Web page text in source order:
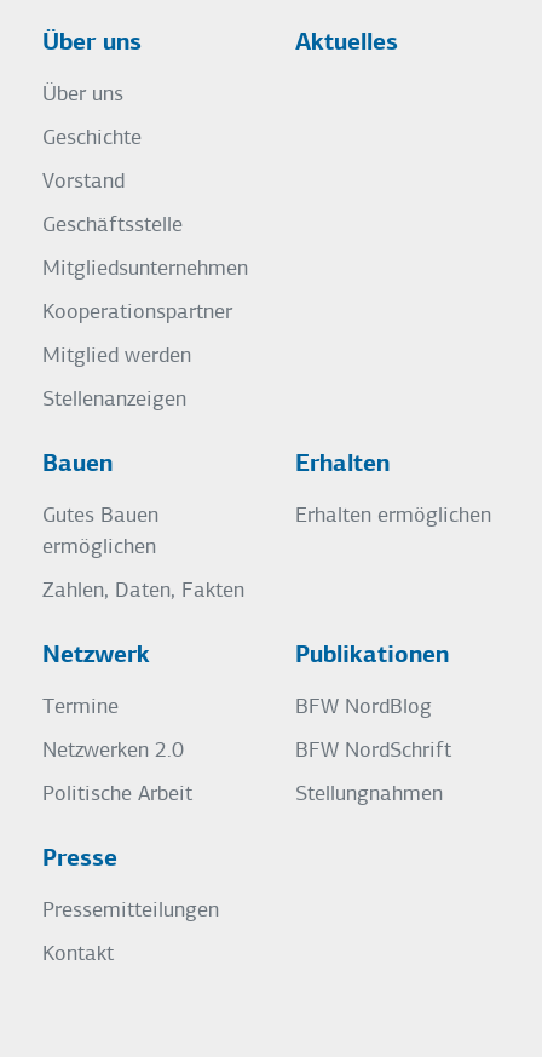
Über uns
Über uns
Geschichte
Vorstand
Geschäftsstelle
Mitgliedsunternehmen
Kooperationspartner
Mitglied werden
Stellenanzeigen
Aktuelles
Bauen
Gutes Bauen
ermöglichen
Zahlen, Daten, Fakten
Erhalten
Erhalten ermöglichen
Netzwerk
Termine
Netzwerken 2.0
Politische Arbeit
Publikationen
BFW NordBlog
BFW NordSchrift
Stellungnahmen
Presse
Pressemitteilungen
Kontakt